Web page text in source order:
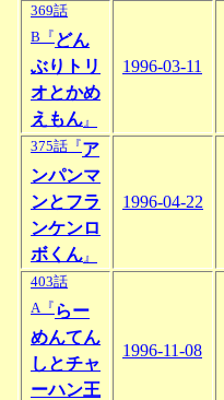
369話
B『 どん
ぶりトリ
オとかめ
えもん 』
1996-03-11
375話『ア
ンパンマ
ンとフラ
ンケンロ
ボくん 』
1996-04-22
403話
A『 らー
めんてん
しとチャ
ーハン王
1996-11-08